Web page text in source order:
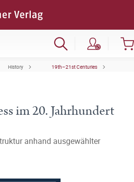
History 19th–21st Centuries
im 20. Jahrhundert
anhand ausgewählter